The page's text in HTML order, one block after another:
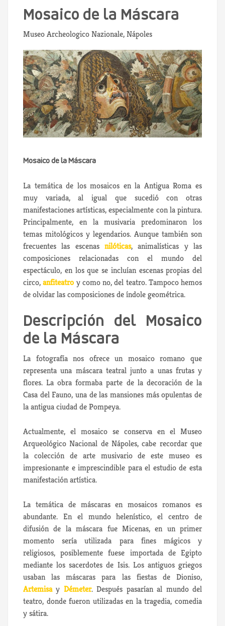
Mosaico de la Máscara
Museo Archeologico Nazionale, Nápoles
Mosaico de la Máscara
La temática de los mosaicos en la Antigua Roma es
muy variada, al igual que sucedió con otras
manifestaciones artísticas, especialmente con la pintura.
Principalmente, en la musivaria predominaron los
temas mitológicos y legendarios. Aunque también son
frecuentes las escenas nilóticas, animalísticas y las
composiciones relacionadas con el mundo del
espectáculo, en los que se incluían escenas propias del
circo,anfiteatro y como no, del teatro. Tampoco hemos
de olvidar las composiciones de índole geométrica.
Descripción del Mosaico
de la Máscara
La fotografía nos ofrece un mosaico romano que
representa una máscara teatral junto a unas frutas y
flores. La obra formaba parte de la decoración de la
Casa del Fauno, una de las mansiones más opulentas de
la antigua ciudad de Pompeya.
Actualmente, el mosaico se conserva en el Museo
Arqueológico Nacional de Nápoles, cabe recordar que
la colección de arte musivario de este museo es
impresionante e imprescindible para el estudio de esta
manifestación artística.
La temática de máscaras en mosaicos romanos es
abundante. En el mundo helenístico, el centro de
difusión de la máscara fue Micenas, en un primer
momento sería utilizada para fines mágicos y
religiosos, posiblemente fuese importada de Egipto
mediante los sacerdotes de Isis. Los antiguos griegos
usaban las máscaras para las fiestas de Dioniso,
Artemisay Démeter. Después pasarían al mundo del
teatro, donde fueron utilizadas en la tragedia, comedia
y sátira.